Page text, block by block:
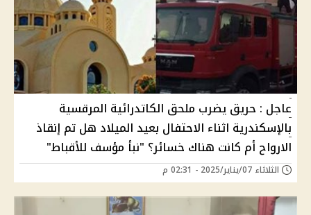
عاجل : حريق يضرب ملحق الكاتدرائية المرقسية
بالإسكندرية اثناء الاحتفال بعيد الميلاد هل تم إنقاذ
الارواح أم كانت هناك خسائر؟ "نبأ مؤسف للأقباط"
الثلاثاء 07/يناير/2025 - 02:31 م